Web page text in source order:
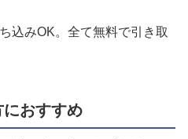
込みOK。全て無料で引き取
におすすめ